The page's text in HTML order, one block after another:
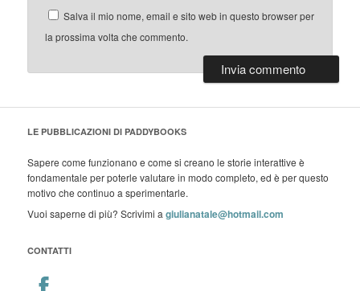
Salva il mio nome, email e sito web in questo browser per
la prossima volta che commento.
LE PUBBLICAZIONI DI PADDYBOOKS
Sapere come funzionano e come si creano le storie interattive è
fondamentale per poterle valutare in modo completo, ed è per questo
motivo che continuo a sperimentarle.
Vuoi saperne di più? Scrivimi agiulianatale@hotmail.com
CONTATTI